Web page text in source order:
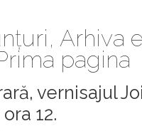
, Arhiva
pagina
vernisajul
12.